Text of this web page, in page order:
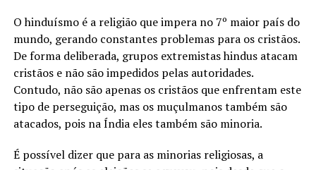
O hinduísmo é a religião que impera no 7º maior país do
mundo, gerando constantes problemas para os cristãos.
De forma deliberada, grupos extremistas hindus atacam
cristãos e não são impedidos pelas autoridades.
Contudo, não são apenas os cristãos que enfrentam este
tipo de perseguição, mas os muçulmanos também são
atacados, pois na Índia eles também são minoria.
É possível dizer que para as minorias religiosas, a